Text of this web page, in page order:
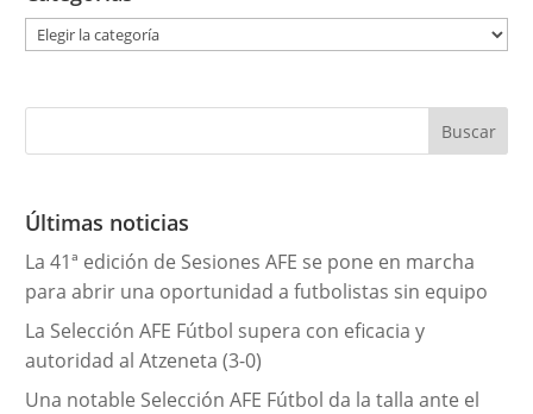
g
r
a
s
Últimas noticias
La 41ª edición de Sesiones AFE se pone en marcha
para abrir una oportunidad a futbolistas sin equipo
La Selección AFE Fútbol supera con eficacia y
autoridad al Atzeneta (3-0)
Una notable Selección AFE Fútbol da la talla ante el